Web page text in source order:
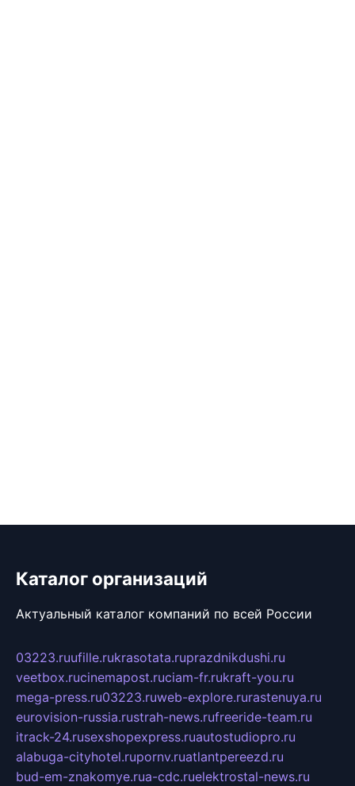
Каталог организаций
Актуальный каталог компаний по всей России
03223.ruufille.rukrasotata.ruprazdnikdushi.ru
veetbox.rucinemapost.ruciam-fr.rukraft-you.ru
mega-press.ru03223.ruweb-explore.rurastenuya.ru
eurovision-russia.rustrah-news.rufreeride-team.ru
itrack-24.rusexshopexpress.ruautostudiopro.ru
alabuga-cityhotel.rupornv.ruatlantpereezd.ru
bud-em-znakomye.rua-cdc.ruelektrostal-news.ru